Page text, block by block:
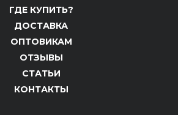
ГДЕ КУПИТЬ?
ДОСТАВКА
ОПТОВИКАМ
ОТЗЫВЫ
СТАТЬИ
КОНТАКТЫ